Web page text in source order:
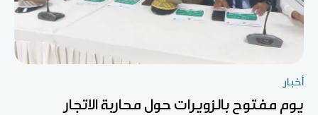
أخبار
يوم مفتوح بالزويرات حول محاربة الاتجار